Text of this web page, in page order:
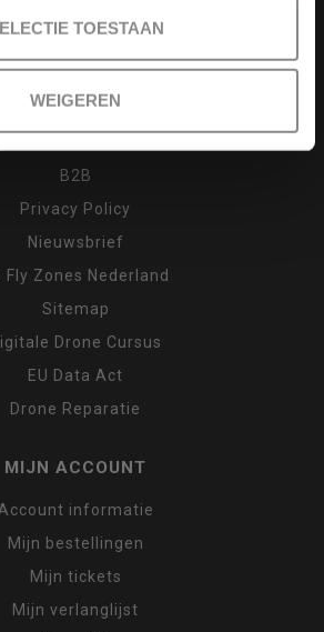
TOESTAAN
WEIGEREN
Inruilen
Retour
B2B
Privacy Policy
Nieuwsbrief
Fly Zones Nederland
Sitemap
Drone Cursus
EU Data Act
Drone Reparatie
MIJN ACCOUNT
Account informatie
Mijn bestellingen
Mijn tickets
Mijn verlanglijst